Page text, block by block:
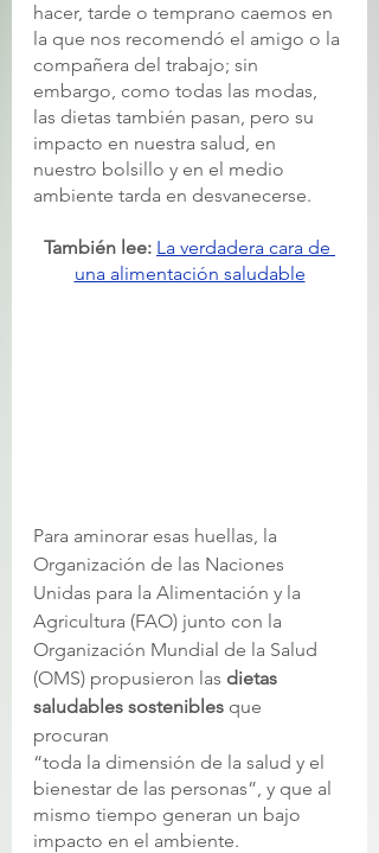
hacer, tarde o temprano caemos en
la que nos recomendó el amigo o la
compañera del trabajo; sin
embargo, como todas las modas,
las dietas también pasan, pero su
impacto en nuestra salud, en
nuestro bolsillo y en el medio
ambiente tarda en desvanecerse.
También lee: La verdadera cara de
una alimentación saludable
Para aminorar esas huellas, la
Organización de las Naciones
Unidas para la Alimentación y la
Agricultura (FAO) junto con la
Organización Mundial de la Salud
(OMS) propusieron las dietas
saludables sostenibles que
procuran
“toda la dimensión de la salud y el
bienestar de las personas”, y que al
mismo tiempo generan un bajo
impacto en el ambiente.